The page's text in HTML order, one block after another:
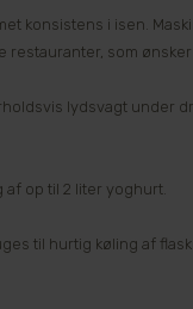
konsistens i isen.
som ønsker
lydsvagt under
op til 2 liter yoghurt.
til hurtig køling af